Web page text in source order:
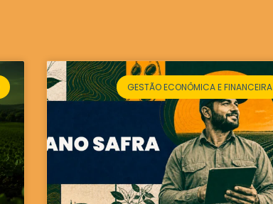
GESTÃO ECONÔMICA E FINANCEIRA